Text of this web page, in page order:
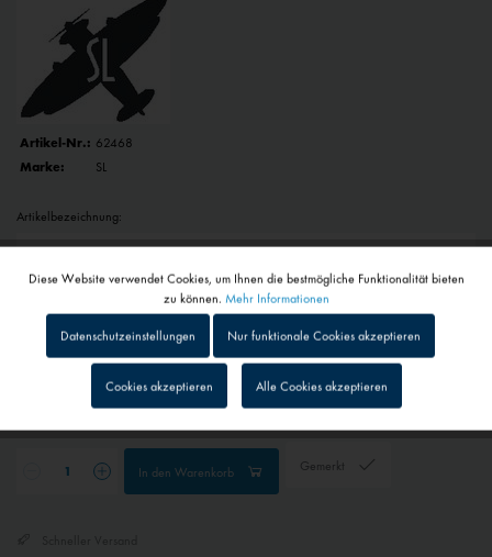
Artikel-Nr.: 62468
Marke:
SL
Artikelbezeichnung:
42,90 € *
inkl. MwSt.
1 - 4 Werktage
Abhängig von Versand- und Zahlungsart
In den Warenkorb Gemerkt
Tracking Inaktiv
Personalisierung Inaktiv
Diese Website verwendet Cookies, um Ihnen die bestmögliche Funktionalität bieten
zu können. Mehr Informationen
Datenschutzeinstellungen Nur funktionale Cookies akzeptieren
Cookies akzeptieren Alle Cookies akzeptieren